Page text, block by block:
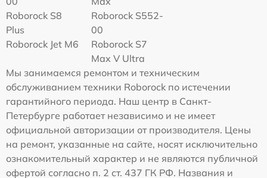
Roborock S8
Plus
Roborock S552-
00
Roborock Jet M6
Roborock S7
Max V Ultra
Мы занимаемся ремонтом и техническим
обслуживанием техники Roborock по истечении
гарантийного периода. Наш центр в Санкт-
Петербурге работает независимо и не имеет
официальной авторизации от производителя. Цены
на ремонт, указанные на сайте, носят исключительно
ознакомительный характер и не являются публичной
офертой согласно п. 2 ст. 437 ГК РФ. Названия и